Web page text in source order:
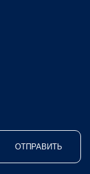
ОТПРАВИТЬ